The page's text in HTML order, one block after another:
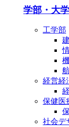
学部・大
工学部
経営経
保健医
社会デ